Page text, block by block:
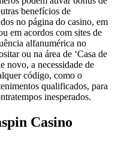
benefícios de
no página do casino, em
em acordos com sites de
alfanumérica no
ou na área de ‘Casa de
novo, a necessidade de
código, como o
qualificados, para
inesperados.
Casino